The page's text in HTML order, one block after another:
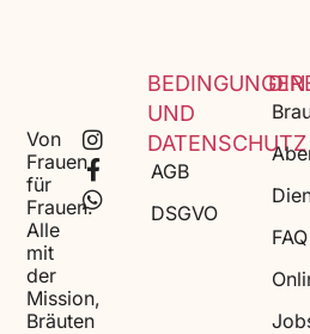
FAQ
BEDINGUNGEN
UND
DATENSCHUTZ
AGB
DSGVO
Von
Frauen
für
Frauen.
Alle
mit
der
Mission,
Bräuten